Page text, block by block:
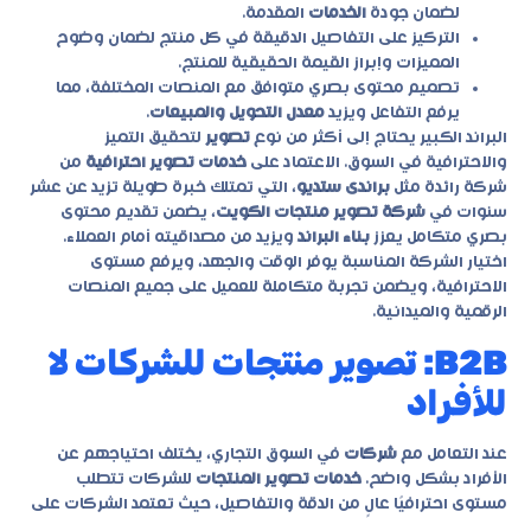
لضمان جودة الخدمات المقدمة.
التركيز على التفاصيل الدقيقة في كل منتج لضمان وضوح
المميزات وإبراز القيمة الحقيقية للمنتج.
تصميم محتوى بصري متوافق مع المنصات المختلفة، مما
يرفع التفاعل ويزيد معدل التحويل والمبيعات.
البراند الكبير يحتاج إلى أكثر من نوع تصوير لتحقيق التميز
والاحترافية في السوق. الاعتماد على خدمات تصوير احترافية من
شركة رائدة مثل براندى ستديو، التي تمتلك خبرة طويلة تزيد عن عشر
سنوات في شركة تصوير منتجات الكويت، يضمن تقديم محتوى
بصري متكامل يعزز بناء البراندويزيد من مصداقيته أمام العملاء.
اختيار الشركة المناسبة يوفر الوقت والجهد، ويرفع مستوى
الاحترافية، ويضمن تجربة متكاملة للعميل على جميع المنصات
الرقمية والميدانية.
B2B: تصوير منتجات للشركات لا
للأفراد
عند التعامل مع شركات في السوق التجاري، يختلف احتياجهم عن
الأفراد بشكل واضح. خدمات تصوير المنتجات للشركات تتطلب
مستوى احترافيًا عالٍ من الدقة والتفاصيل، حيث تعتمد الشركات على